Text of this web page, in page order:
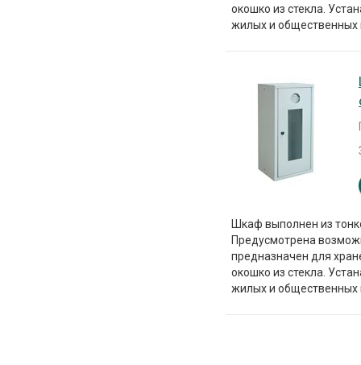
окошко из стекла.
жилых и
Шкаф выполнен из
Предусмотрена
предназначен для
окошко из стекла.
жилых и